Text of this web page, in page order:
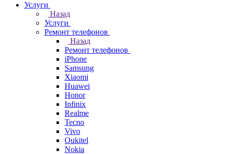
Услуги
Назад
Услуги
Ремонт телефонов
Назад
Ремонт телефонов
iPhone
Samsung
Xiaomi
Huawei
Honor
Infinix
Realme
Tecno
Vivo
Oukitel
Nokia